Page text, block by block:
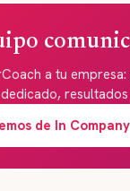
a tu
de In Company